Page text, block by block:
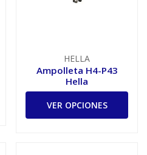
HELLA
Ampolleta H4-P43
Hella
VER OPCIONES